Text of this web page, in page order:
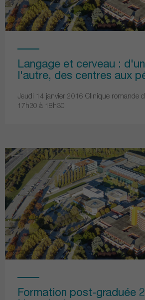
Langage et cerveau :
l'autre, des centres aux
Jeudi 14 janvier 2016 Clinique romande
17h30 à 18h30
Formation post-graduée